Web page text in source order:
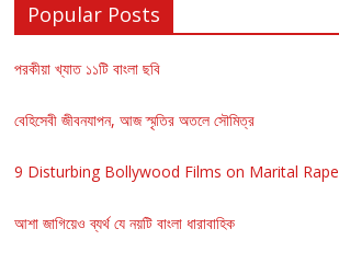
Popular Posts
পরকীয়া খ্যাত ১১টি বাংলা ছবি
বেহিসেবী জীবনযাপন, আজ স্মৃতির অতলে সৌমিত্র
9 Disturbing Bollywood Films on Marital Rape
আশা জাগিয়েও ব্যর্থ যে নয়টি বাংলা ধারাবাহিক